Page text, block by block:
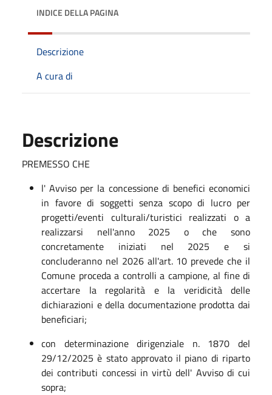
INDICE DELLA PAGINA
Descrizione
A cura di
Descrizione
PREMESSO CHE
l' Avviso per la concessione di benefici economici
in favore di soggetti senza scopo di lucro per
progetti/eventi culturali/turistici realizzati o a
realizzarsi nell'anno 2025 o che sono
concretamente iniziati nel 2025 e si
concluderanno nel 2026 all'art. 10 prevede che il
Comune proceda a controlli a campione, al fine di
accertare la regolarità e la veridicità delle
dichiarazioni e della documentazione prodotta dai
beneficiari;
con determinazione dirigenziale n. 1870 del
29/12/2025 è stato approvato il piano di riparto
dei contributi concessi in virtù dell' Avviso di cui
sopra;